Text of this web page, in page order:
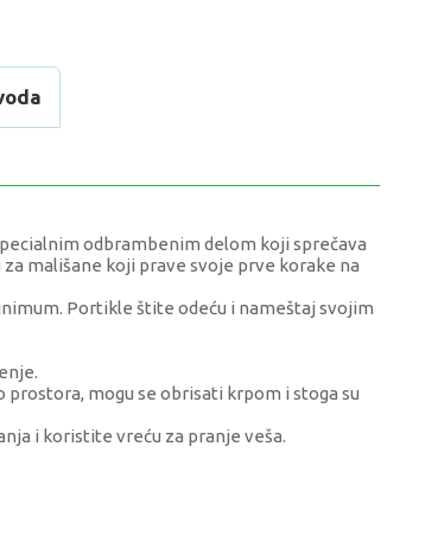
odbrambenim delom koji sprečava
mališane koji prave svoje prve korake na
Portikle štite odeću i nameštaj svojim
mogu se obrisati krpom i stoga su
i koristite vreću za pranje veša.